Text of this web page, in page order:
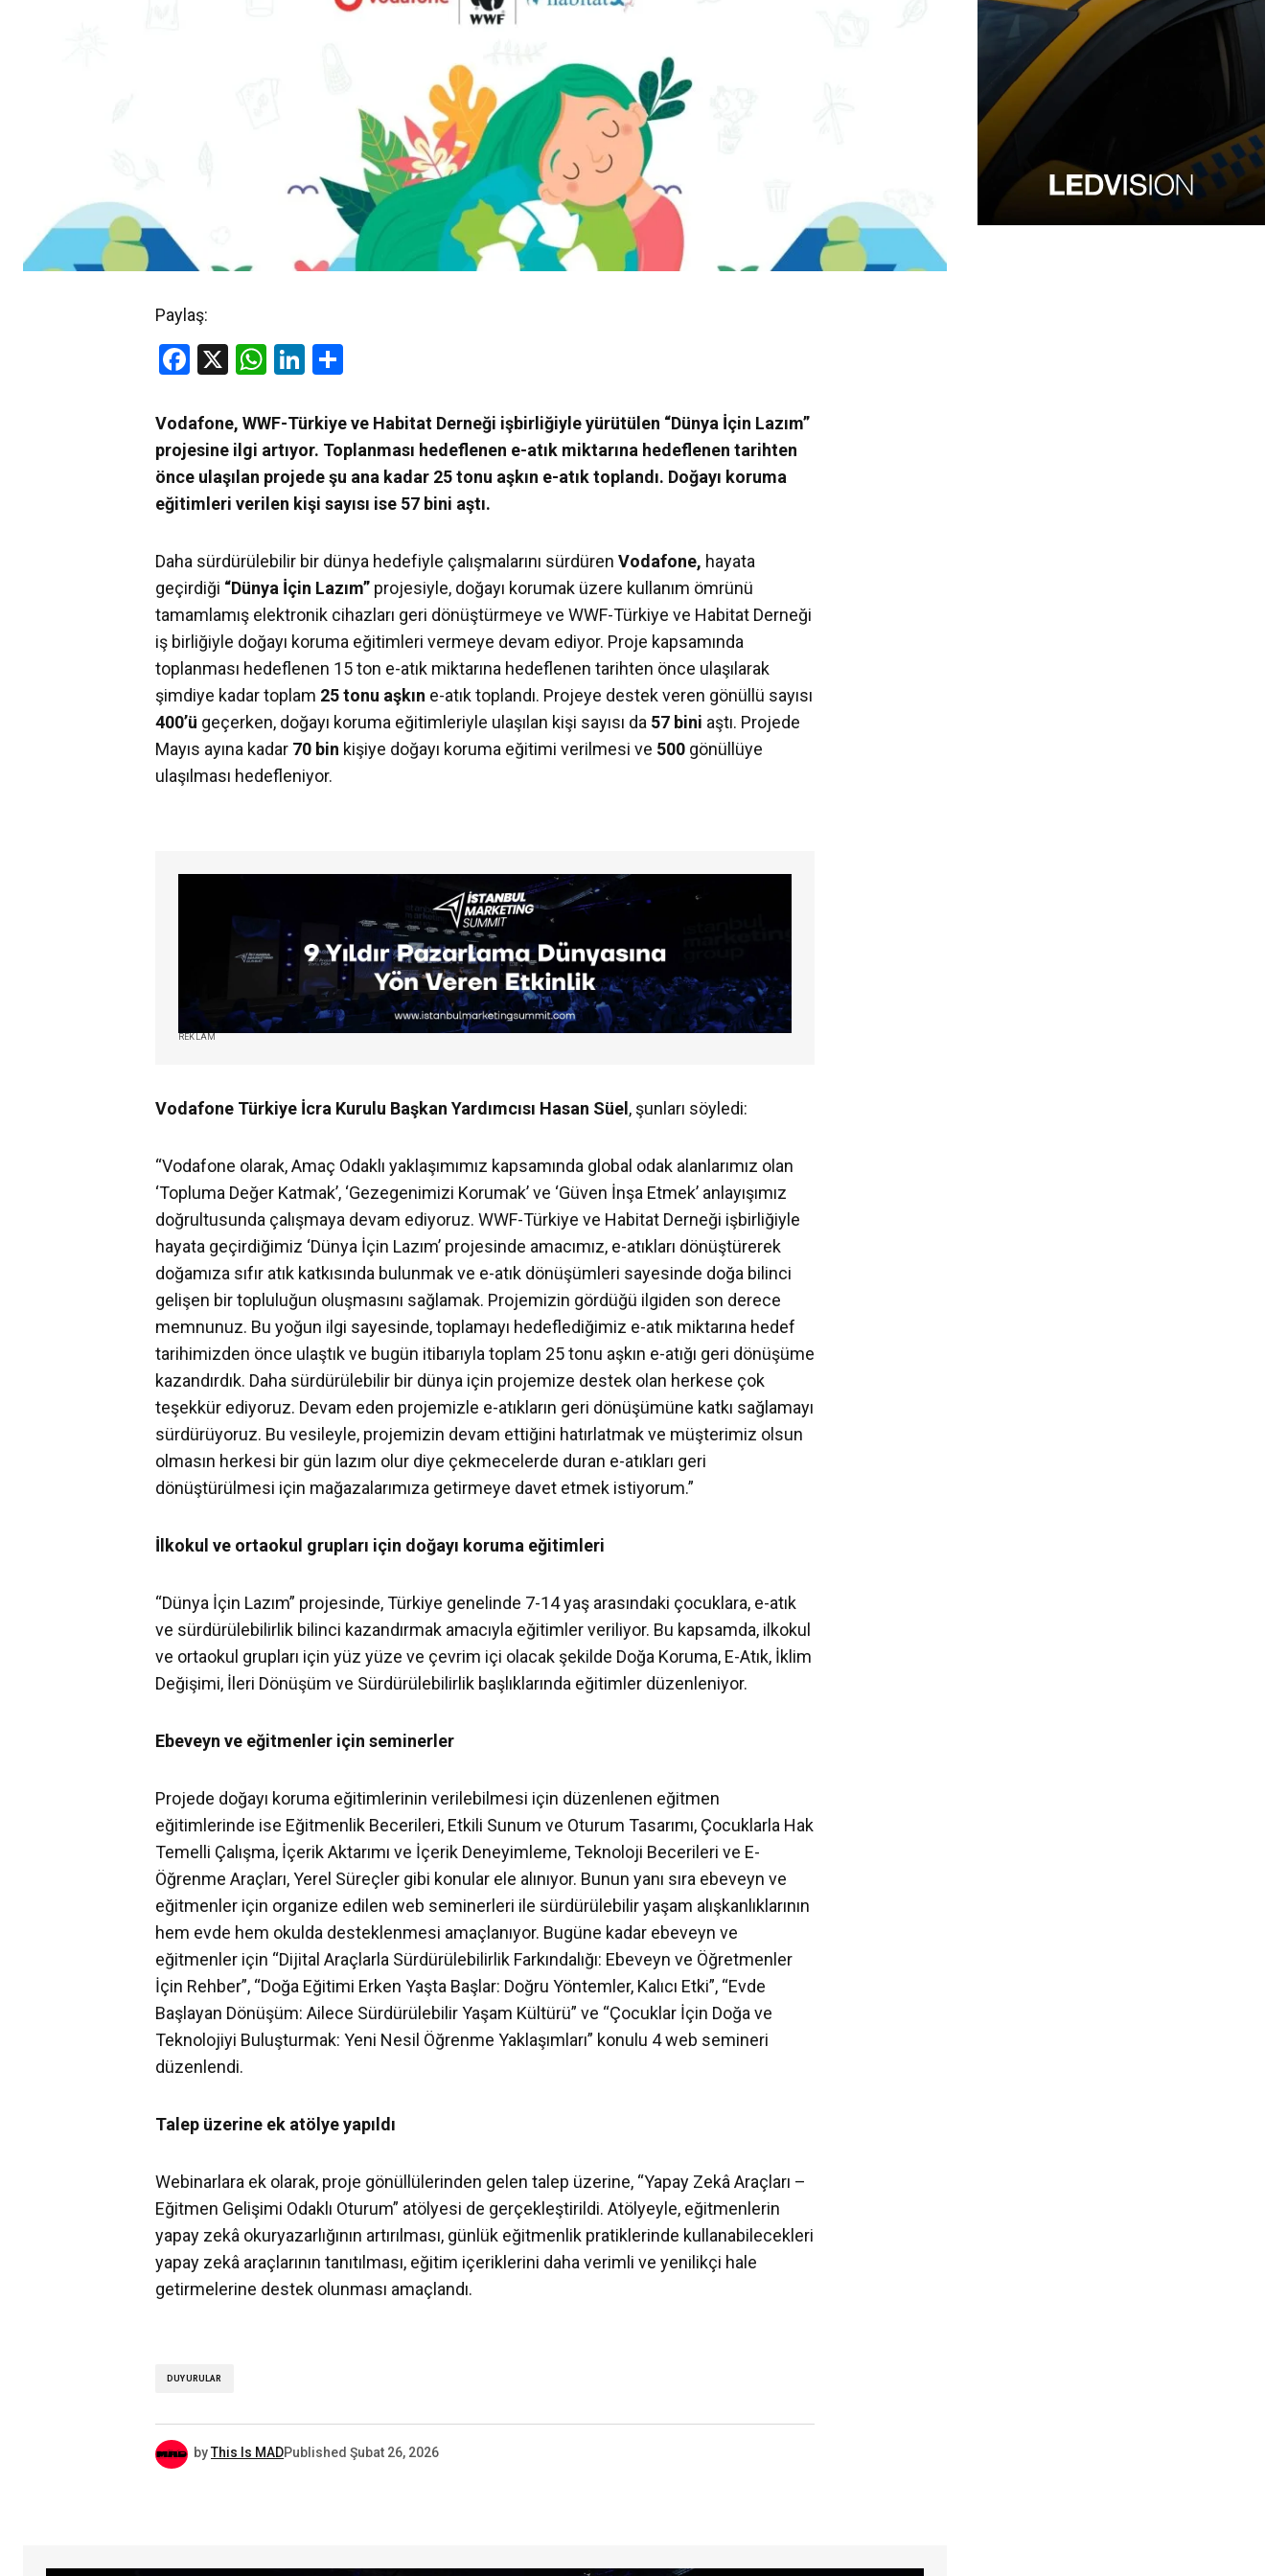
Paylaş:
Facebook
X WhatsApp
LinkedIn
Vodafone, WWF-Türkiyeve Habitat Derneği işbirliğiyle yürütülen “Dünya İçin Lazım”
projesine ilgi artıyor. Toplanması hedeflenen e-atık miktarına hedeflenen tarihten
önce ulaşılan projede şu ana kadar 25 tonu aşkın e-atık toplandı. Doğayı koruma
eğitimleri verilen kişi sayısı ise 57 bini aştı.
Daha sürdürülebilir bir dünya hedefiyle çalışmalarını sürdüren Vodafone, hayata
geçirdiği “Dünya İçin Lazım” projesiyle, doğayı korumak üzere kullanım ömrünü
tamamlamış elektronik cihazları geri dönüştürmeye ve WWF-Türkiye ve Habitat Derneği
iş birliğiyle doğayı koruma eğitimleri vermeye devam ediyor. Proje kapsamında
toplanması hedeflenen 15 ton e-atık miktarına hedeflenen tarihten önce ulaşılarak
şimdiye kadar toplam 25 tonu aşkın e-atık toplandı. Projeye destek veren gönüllü sayısı
400’ü geçerken, doğayı koruma eğitimleriyle ulaşılan kişi sayısı da 57 bini aştı. Projede
Mayıs ayına kadar 70 bin kişiye doğayı koruma eğitimi verilmesi ve 500 gönüllüye
ulaşılması hedefleniyor.
REKLAM
Vodafone Türkiye İcra Kurulu Başkan Yardımcısı Hasan Süel , şunları söyledi:
“Vodafone olarak, Amaç Odaklı yaklaşımımız kapsamında global odak alanlarımız olan
‘Topluma Değer Katmak’, ‘Gezegenimizi Korumak’ ve ‘Güven İnşa Etmek’ anlayışımız
doğrultusunda çalışmaya devam ediyoruz. WWF-Türkiye ve Habitat Derneği işbirliğiyle
hayata geçirdiğimiz ‘Dünya İçin Lazım’ projesinde amacımız, e-atıkları dönüştürerek
doğamıza sıfır atık katkısında bulunmak ve e-atık dönüşümleri sayesinde doğa bilinci
gelişen bir topluluğun oluşmasını sağlamak. Projemizin gördüğü ilgiden son derece
memnunuz. Bu yoğun ilgi sayesinde, toplamayı hedeflediğimiz e-atık miktarına hedef
tarihimizden önce ulaştık ve bugün itibarıyla toplam 25 tonu aşkın e-atığı geri dönüşüme
kazandırdık. Daha sürdürülebilir bir dünya için projemize destek olan herkese çok
teşekkür ediyoruz. Devam eden projemizle e-atıkların geri dönüşümüne katkı sağlamayı
sürdürüyoruz. Bu vesileyle, projemizin devam ettiğini hatırlatmak ve müşterimiz olsun
olmasın herkesi bir gün lazım olur diye çekmecelerde duran e-atıkları geri
dönüştürülmesi için mağazalarımıza getirmeye davet etmek istiyorum.”
İlkokul ve ortaokul grupları için doğayı koruma eğitimleri
“Dünya İçin Lazım” projesinde, Türkiye genelinde 7-14 yaş arasındaki çocuklara, e-atık
ve sürdürülebilirlik bilinci kazandırmak amacıyla eğitimler veriliyor. Bu kapsamda, ilkokul
ve ortaokul grupları için yüz yüze ve çevrim içi olacak şekilde Doğa Koruma, E-Atık, İklim
Değişimi, İleri Dönüşüm ve Sürdürülebilirlik başlıklarında eğitimler düzenleniyor.
Ebeveyn ve eğitmenler için seminerler
Projede doğayı koruma eğitimlerinin verilebilmesi için düzenlenen eğitmen
eğitimlerinde ise Eğitmenlik Becerileri, Etkili Sunum ve Oturum Tasarımı, Çocuklarla Hak
Temelli Çalışma, İçerik Aktarımı ve İçerik Deneyimleme, Teknoloji Becerileri ve E-
Öğrenme Araçları, Yerel Süreçler gibi konular ele alınıyor. Bunun yanı sıra ebeveyn ve
eğitmenler için organize edilen web seminerleri ile sürdürülebilir yaşam alışkanlıklarının
hem evde hem okulda desteklenmesi amaçlanıyor. Bugüne kadar ebeveyn ve
eğitmenler için “Dijital Araçlarla Sürdürülebilirlik Farkındalığı: Ebeveyn ve Öğretmenler
İçin Rehber”, “Doğa Eğitimi Erken Yaşta Başlar: Doğru Yöntemler, Kalıcı Etki”, “Evde
Başlayan Dönüşüm: Ailece Sürdürülebilir Yaşam Kültürü” ve “Çocuklar İçin Doğa ve
Teknolojiyi Buluşturmak: Yeni Nesil Öğrenme Yaklaşımları” konulu 4 web semineri
düzenlendi.
Talep üzerine ek atölye yapıldı
Webinarlara ek olarak, proje gönüllülerinden gelen talep üzerine, “Yapay Zekâ Araçları –
Eğitmen Gelişimi Odaklı Oturum” atölyesi de gerçekleştirildi. Atölyeyle, eğitmenlerin
yapay zekâ okuryazarlığının artırılması, günlük eğitmenlik pratiklerinde kullanabilecekleri
yapay zekâ araçlarının tanıtılması, eğitim içeriklerini daha verimli ve yenilikçi hale
getirmelerine destek olunması amaçlandı.
DUYURULAR
byThis Is MADPublished Şubat 26, 2026